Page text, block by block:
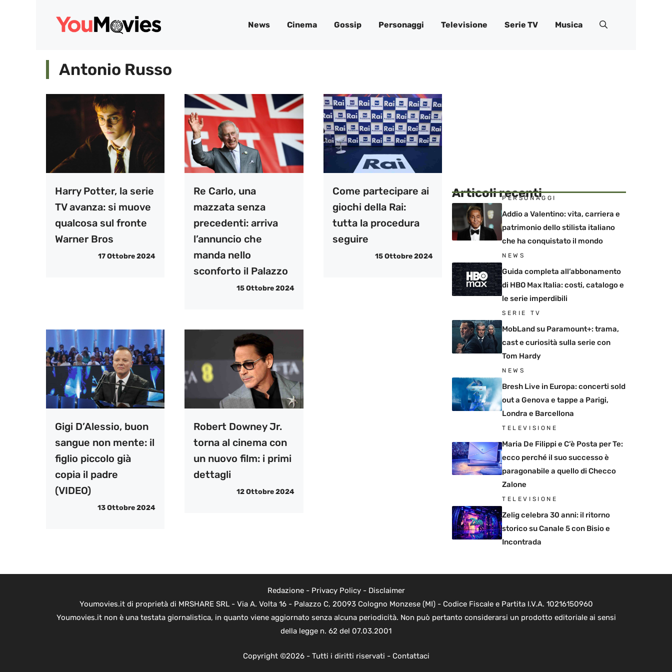
News Cinema Gossip Personaggi Televisione Serie TV Musica
Antonio Russo
Harry Potter, la serie
TV avanza: si muove
qualcosa sul fronte
Warner Bros
17 Ottobre 2024
Re Carlo, una
mazzata senza
precedenti: arriva
l’annuncio che
manda nello
sconforto il Palazzo
15 Ottobre 2024
Come partecipare ai
giochi della Rai:
tutta la procedura
seguire
15 Ottobre 2024
Gigi D’Alessio, buon
sangue non mente: il
figlio piccolo già
copia il padre
(VIDEO)
13 Ottobre 2024
Robert Downey Jr.
torna al cinema con
un nuovo film: i primi
dettagli
12 Ottobre 2024
Articoli recenti
PERSONAGGI
Addio a Valentino: vita, carriera e
patrimonio dello stilista italiano
che ha conquistato il mondo
NEWS
Guida completa all’abbonamento
di HBO Max Italia: costi, catalogo e
le serie imperdibili
SERIE TV
MobLand su Paramount+: trama,
cast e curiosità sulla serie con
Tom Hardy
NEWS
Bresh Live in Europa: concerti sold
out a Genova e tappe a Parigi,
Londra e Barcellona
TELEVISIONE
Maria De Filippi e C’è Posta per Te:
ecco perché il suo successo è
paragonabile a quello di Checco
Zalone
TELEVISIONE
Zelig celebra 30 anni: il ritorno
storico su Canale 5 con Bisio e
Incontrada
Redazione- Privacy Policy- Disclaimer
Youmovies.it di proprietà di MRSHARE SRL - Via A. Volta 16 - Palazzo C, 20093 Cologno Monzese (MI) - Codice Fiscale e Partita I.V.A. 10216150960
Youmovies.it non è una testata giornalistica, in quanto viene aggiornato senza alcuna periodicità. Non può pertanto considerarsi un prodotto editoriale ai sensi
della legge n. 62 del 07.03.2001
Copyright ©2026 - Tutti i diritti riservati - Contattaci